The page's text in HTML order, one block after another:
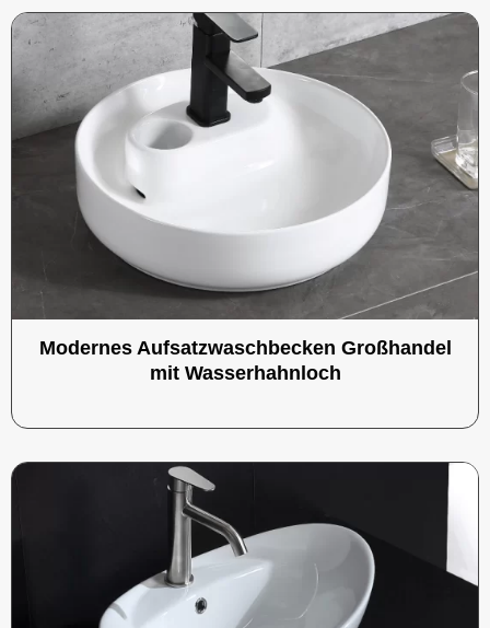
Modernes Aufsatzwaschbecken Großhandel
mit Wasserhahnloch